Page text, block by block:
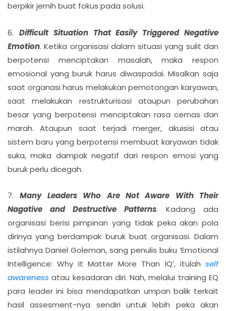
berpikir jernih buat fokus pada solusi.
6. Difficult Situation That Easily Triggered Negative
Emotion. Ketika organisasi dalam situasi yang sulit dan
berpotensi menciptakan masalah, maka respon
emosional yang buruk harus diwaspadai. Misalkan saja
saat organasi harus melakukan pemotongan karyawan,
saat melakukan restrukturisasi ataupun perubahan
besar yang berpotensi menciptakan rasa cemas dan
marah. Ataupun saat terjadi merger, akuisisi atau
sistem baru yang berpotensi membuat karyawan tidak
suka, maka dampak negatif dari respon emosi yang
buruk perlu dicegah.
7.Many Leaders Who Are Not Aware With Their
Nagative and Destructive Patterns. Kadang ada
organisasi berisi pimpinan yang tidak peka akan pola
dirinya yang berdampak buruk buat organisasi. Dalam
istilahnya Daniel Goleman, sang penulis buku ‘Emotional
Intelligence: Why It Matter More Than IQ’, itulah self
awareness atau kesadaran diri. Nah, melalui training EQ
para leader ini bisa mendapatkan umpan balik terkait
hasil assesment-nya sendiri untuk lebih peka akan